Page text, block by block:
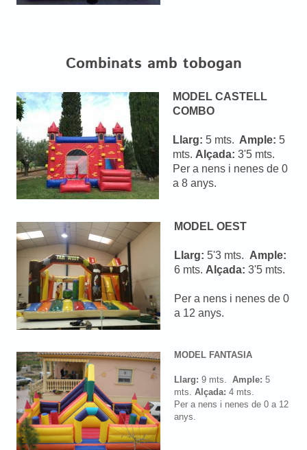
Combinats amb tobogan
MODEL CASTELL
COMBO
Llarg: 5 mts. Ample: 5
mts. Alçada: 3'5 mts.
Per a nens i nenes de 0
a 8 anys.
MODEL OEST
Llarg: 5'3 mts. Ample:
6 mts. Alçada: 3'5 mts.
Per a nens i nenes de 0
a 12 anys.
MODEL FANTASIA
Llarg: 9 mts. Ample: 5
mts. Alçada: 4 mts.
Per a nens i nenes de 0 a 12
anys.